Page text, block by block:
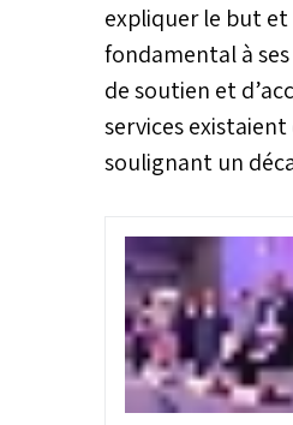
expliquer le but
fondamental à
de soutien et
services existaient
soulignant un